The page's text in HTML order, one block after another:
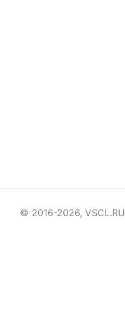
© 2016-2026, VSCL.RU